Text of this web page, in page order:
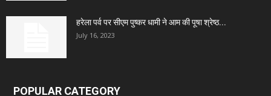
हरेला पर्व पर सीएम पुष्कर धामी ने आम की पूषा श्रेष्ठ...
July 16, 2023
POPULAR CATEGORY